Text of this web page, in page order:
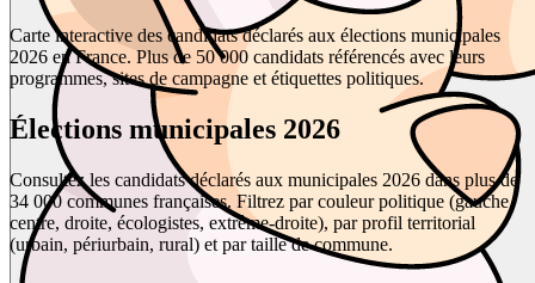
Carte interactive des candidats déclarés aux élections municipales
2026 en France. Plus de 50 000 candidats référencés avec leurs
programmes, sites de campagne et étiquettes politiques.
Élections municipales 2026
Consultez les candidats déclarés aux municipales 2026 dans plus de
34 000 communes françaises. Filtrez par couleur politique (gauche,
centre, droite, écologistes, extrême-droite), par profil territorial
(urbain, périurbain, rural) et par taille de commune.